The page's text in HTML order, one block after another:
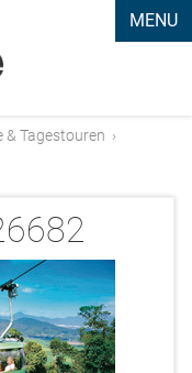
MENU
& Tagestouren ›